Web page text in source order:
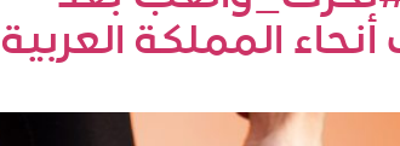
المملكة العربية